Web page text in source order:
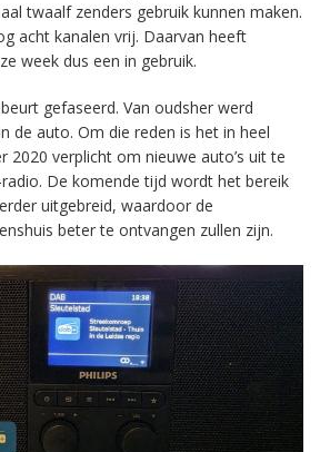
twaalf zenders gebruik kunnen maken.
acht kanalen vrij. Daarvan heeft
week dus een in gebruik.
gefaseerd. Van oudsher werd
de auto. Om die reden is het in heel
2020 verplicht om nieuwe auto’s uit te
De komende tijd wordt het bereik
uitgebreid, waardoor de
beter te ontvangen zullen zijn.